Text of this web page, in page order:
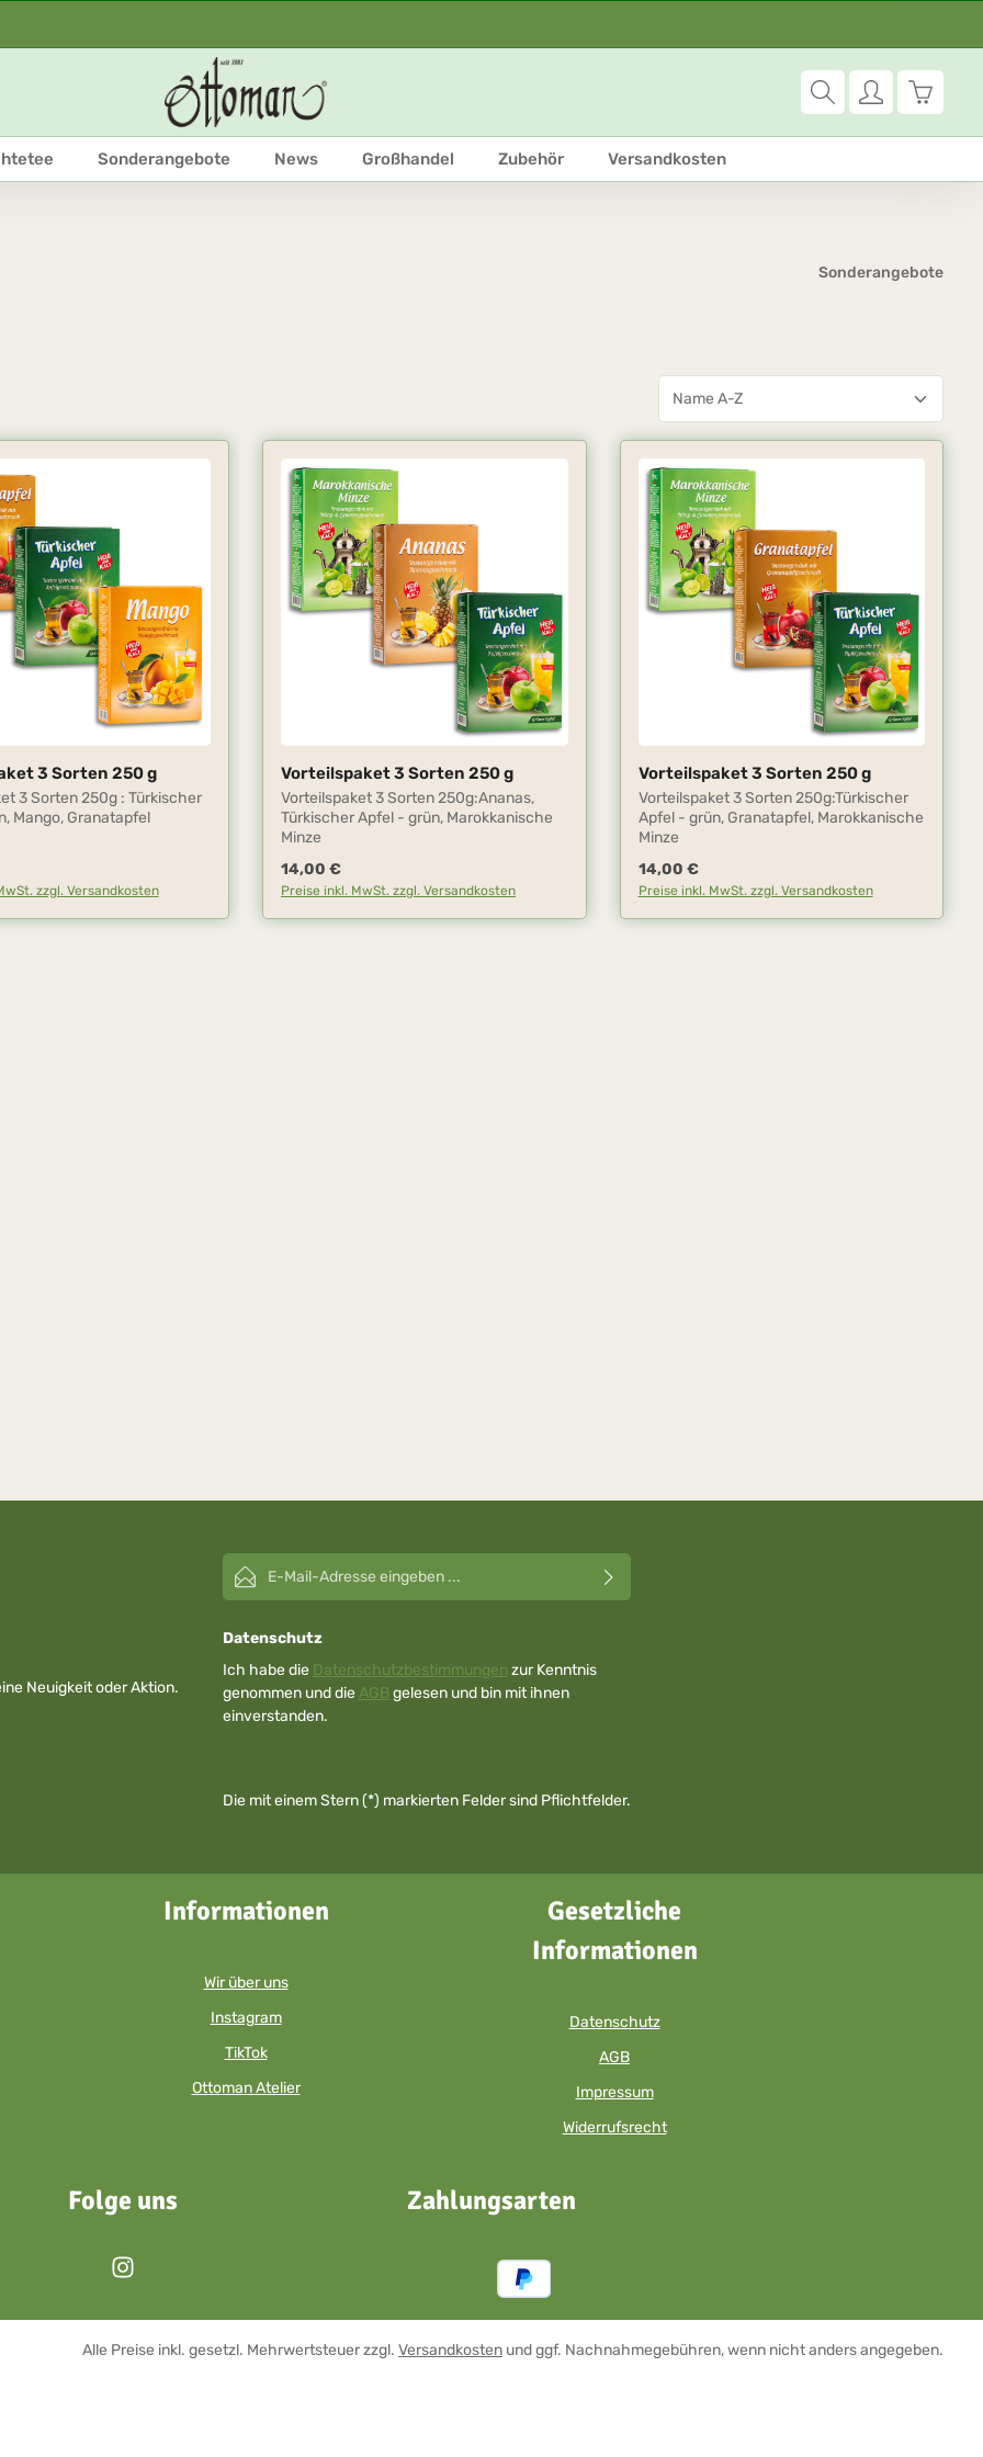
Sonderangebote News Großhandel Zubehör Versandkosten
Sonderangebote
Wert ein oder benutze die Schaltflächen um die Anzahl zu erhöhen oder zu
Anzahl: Gib den gewünschten Wert ein oder benutze die Schaltflächen um
3 Sorten 250 g
3 Sorten 250g : Türkischer
Mango, Granatapfel
zzgl. Versandkosten
Produkt Anzahl: Gib den gewünschten Wert ein oder
Vorteilspaket 3 Sorten 250 g
Vorteilspaket 3 Sorten 250g:Ananas,
Türkischer Apfel - grün, Marokkanische
Minze
Regulärer Preis:
14,00 €
Preise inkl. MwSt. zzgl. Versandkosten
Produkt Anzahl: Gib den
Vorteilspaket 3 Sorten 250 g
Vorteilspaket 3 Sorten 250g:Türkischer
Apfel - grün, Granatapfel, Marokkanische
Minze
Regulärer Preis:
14,00 €
Preise inkl. MwSt. zzgl. Versandkosten
Wert ein oder benutze die Schaltflächen um die Anzahl zu erhöhen oder zu
Neuigkeit oder Aktion.
E-Mail-Adresse*
Datenschutz
Ich habe die Datenschutzbestimmungen zur Kenntnis
genommen und die AGB gelesen und bin mit ihnen
einverstanden.
Die mit einem Stern (*) markierten Felder sind Pflichtfelder.
Informationen
Wir über uns
Instagram
TikTok
Ottoman Atelier
Gesetzliche
Informationen
Datenschutz
AGB
Impressum
Widerrufsrecht
Folge uns Zahlungsarten
Alle Preise inkl. gesetzl. Mehrwertsteuer zzgl. Versandkosten und ggf. Nachnahmegebühren, wenn nicht anders angegeben.